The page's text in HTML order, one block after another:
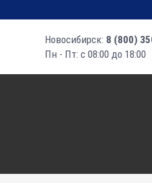
Новосибирск: 8 (800)
Пн - Пт: с 08:00 до 18:00